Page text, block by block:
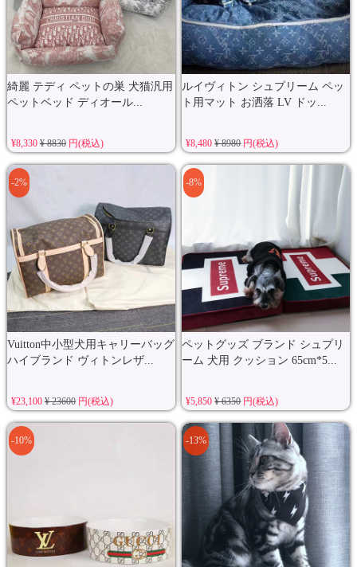
綺麗 テディ ペットの巣 犬猫汎用
ペットベッド ディオール...
¥8,330 ¥ 8830円(税込)
ルイヴィトン シュプリーム ペッ
ト用マット お洒落 LV ドッ...
¥8,480¥ 8980円(税込)
Vuitton中小型犬用キャリーバッグ
ハイブランド ヴィトンレザ...
-2%
¥23,100 ¥ 23600円(税込)
ペットグッズ ブランド シュプリ
ーム 犬用 クッション 65cm*5...
-8%
¥5,850¥ 6350円(税込)
-10% -13%